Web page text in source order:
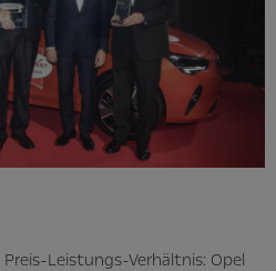
Leistungs-Verhältnis: Opel